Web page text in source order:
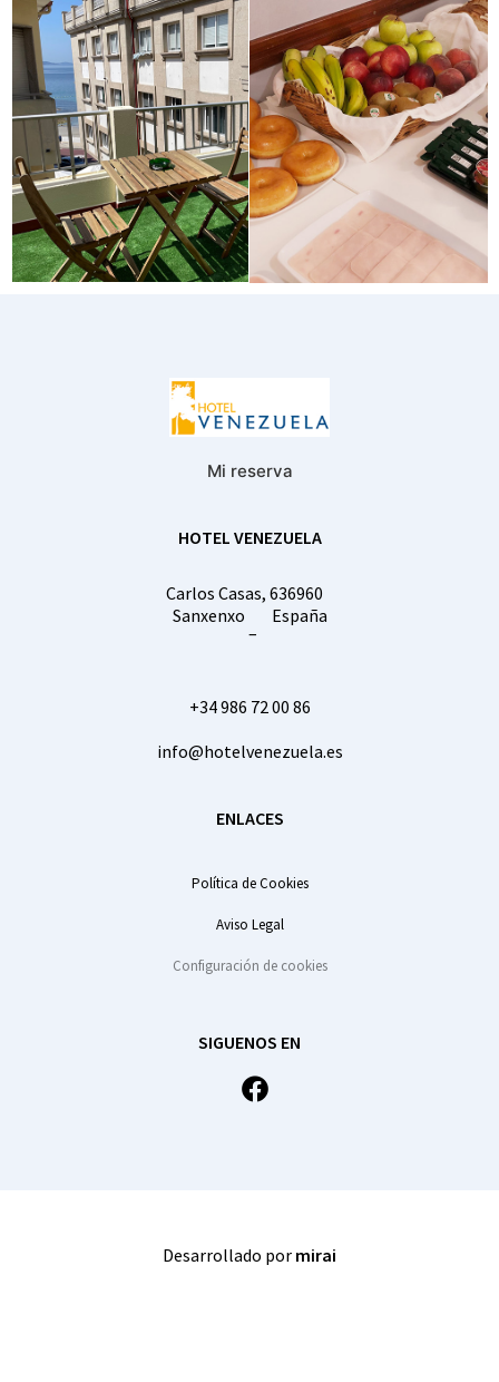
Mi reserva
HOTEL VENEZUELA
Carlos Casas, 636960
Sanxenxo
–
España
+34 986 72 00 86
info@hotelvenezuela.es
ENLACES
Política de Cookies
Aviso Legal
Configuración de cookies
SIGUENOS EN
Desarrollado por mirai